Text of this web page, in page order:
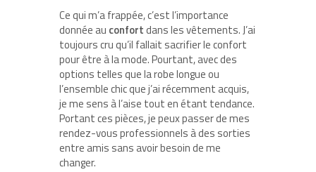
Ce qui m’a frappée, c’est l’importance
donnée au confortdans les vêtements. J’ai
toujours cru qu’il fallait sacrifier le confort
pour être à la mode. Pourtant, avec des
options telles que la robe longue ou
l’ensemble chic que j’ai récemment acquis,
je me sens à l’aise tout en étant tendance.
Portant ces pièces, je peux passer de mes
rendez-vous professionnels à des sorties
entre amis sans avoir besoin de me
changer.